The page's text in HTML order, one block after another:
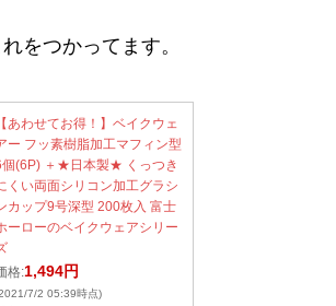
をつかってます。
【あわせてお得！】ベイクウェ
ー フッ素樹脂加工マフィン型
個(6P) ＋★日本製★ くっつき
くい両面シリコン加工グラシ
カップ9号深型 200枚入 富士
ーローのベイクウェアシリー
格:1,494円
7/2 05:39時点)